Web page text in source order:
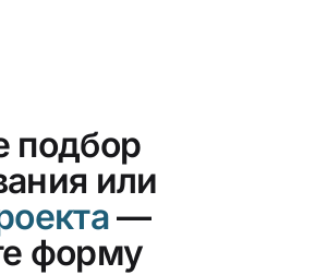
подбор
или
—
форму